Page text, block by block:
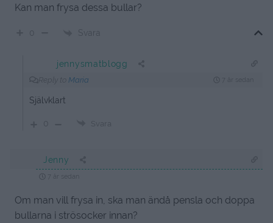
Kan man frysa dessa bullar?
0 Svara
jennysmatblogg
Maria
Självklart
0 Svara
Jenny
Om man vill frysa in, ska man ändå pensla och doppa
bullarna i strösocker innan?